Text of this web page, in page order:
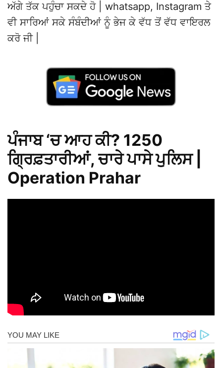
ਅੱਗੇ ਤੱਕ ਪਹੁੰਚਾ ਸਕਦੇ ਹੋ | whatsapp, Instagram ਤੇ
ਵੀ ਸਾਰਿਆਂ ਸਕੇ ਸੰਬੰਦੀਆਂ ਨੂੰ ਭੇਜ ਕੇ ਵੱਧ ਤੋਂ ਵੱਧ ਵਾਇਰਲ
ਕਰੋ ਜੀ |
ਪੰਜਾਬ ‘ਚ ਆਹ ਕੀ? 1250
ਗ੍ਰਿਫ਼ਤਾਰੀਆਂ, ਚਾਰੇ ਪਾਸੇ ਪੁਲਿਸ |
Operation Prahar